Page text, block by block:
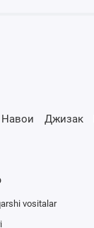
Навои Джизак
vositalar